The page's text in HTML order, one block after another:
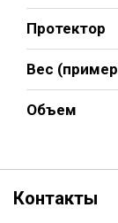
Протектор
Вес
Объем
Контакты